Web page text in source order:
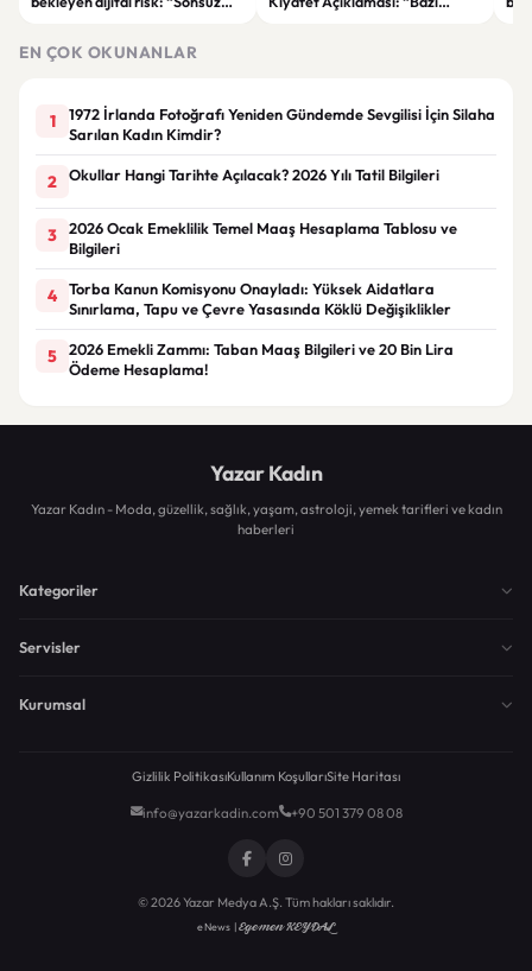
EN ÇOK OKUNANLAR
1
1972 İrlanda Fotoğrafı Yeniden Gündemde Sevgilisi İçin Silaha
Sarılan Kadın Kimdir?
2 Okullar Hangi Tarihte Açılacak? 2026 Yılı Tatil Bilgileri
3
2026 Ocak Emeklilik Temel Maaş Hesaplama Tablosu ve
Bilgileri
4
Torba Kanun Komisyonu Onayladı: Yüksek Aidatlara
Sınırlama, Tapu ve Çevre Yasasında Köklü Değişiklikler
5
2026 Emekli Zammı: Taban Maaş Bilgileri ve 20 Bin Lira
Ödeme Hesaplama!
Yazar Kadın
Yazar Kadın - Moda, güzellik, sağlık, yaşam, astroloji, yemek tarifleri ve kadın
haberleri
Kategoriler
Servisler
Kurumsal
Gizlilik PolitikasıKullanım KoşullarıSite Haritası
info@yazarkadin.com +90 501 379 08 08
© 2026 Yazar Medya A.Ş. Tüm hakları saklıdır.
eNews |Egemen KEYDAL